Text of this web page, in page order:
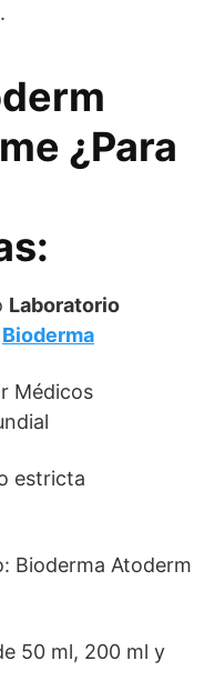
¿Para
Laboratorio
Bioderma
Médicos
estricta
Bioderma Atoderm
50 ml, 200 ml y